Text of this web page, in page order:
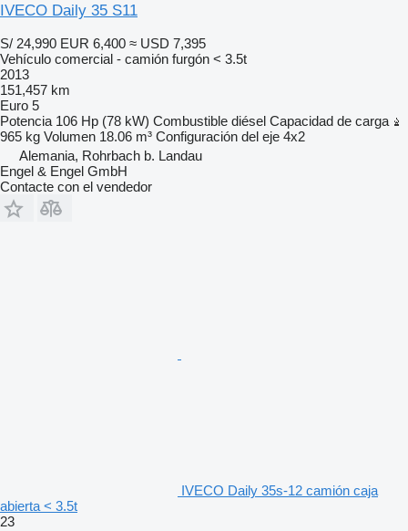
IVECO Daily 35 S11
S/ 24,990 EUR 6,400 ≈ USD 7,395
Vehículo comercial - camión furgón < 3.5t
2013
151,457 km
Euro 5
Potencia 106 Hp (78 kW) Combustible diésel Capacidad de carga
965 kg Volumen 18.06 m³ Configuración del eje 4x2
Alemania, Rohrbach b. Landau
Engel & Engel GmbH
Contacte con el vendedor
IVECO Daily 35s-12 camión caja
abierta < 3.5t
23